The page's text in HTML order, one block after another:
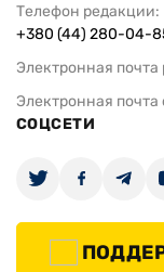
Телефон редакции:
+380 (44) 280-04-
Электронная
Электронная
СОЦСЕТИ